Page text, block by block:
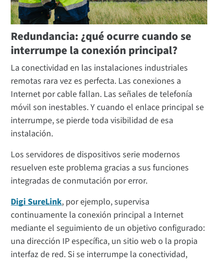
Redundancia: ¿qué ocurre cuando se
interrumpe la conexión principal?
La conectividad en las instalaciones industriales
remotas rara vez es perfecta. Las conexiones a
Internet por cable fallan. Las señales de telefonía
móvil son inestables. Y cuando el enlace principal se
interrumpe, se pierde toda visibilidad de esa
instalación.
Los servidores de dispositivos serie modernos
resuelven este problema gracias a sus funciones
integradas de conmutación por error.
Digi SureLink, por ejemplo, supervisa
continuamente la conexión principal a Internet
mediante el seguimiento de un objetivo configurado:
una dirección IP específica, un sitio web o la propia
interfaz de red. Si se interrumpe la conectividad,